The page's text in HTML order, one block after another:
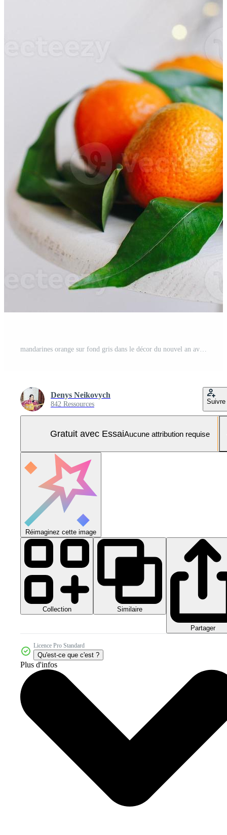
mandarines orange sur fond gris dans le décor du nouvel an avec des pommes de pin brunes et des feuilles vertes. décoration de noël avec des mandarines. délicieuse clémentine sucrée. Photo Pro
Denys Neikovych
842 Ressources Suivre
Gratuit avec EssaiAucune attribution requise
Réimaginez cette image
Collection Similaire
Partager
Licence Pro Standard
Qu'est-ce que c'est ?
Plus d'infos